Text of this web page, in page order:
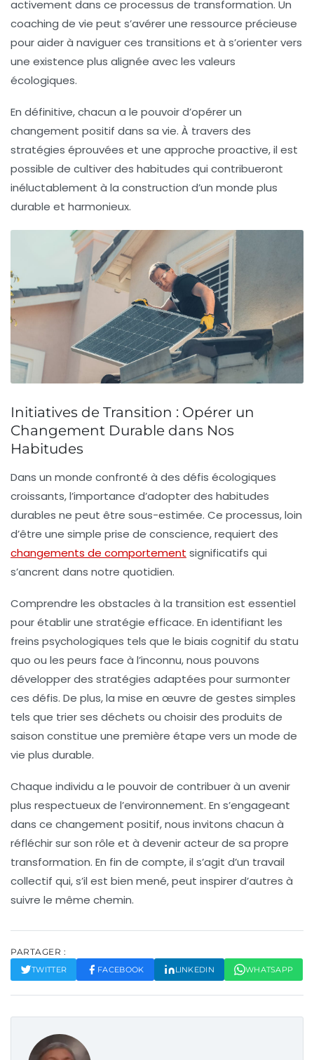
activement dans ce processus de transformation. Un
coaching de vie peut s’avérer une ressource précieuse
pour aider à naviguer ces transitions et à s’orienter vers
une existence plus alignée avec les valeurs
écologiques.
En définitive, chacun a le pouvoir d’opérer un
changement positif dans sa vie. À travers des
stratégies éprouvées et une approche proactive, il est
possible de cultiver des habitudes qui contribueront
inéluctablement à la construction d’un monde plus
durable et harmonieux.
Initiatives de Transition : Opérer un
Changement Durable dans Nos
Habitudes
Dans un monde confronté à des défis écologiques
croissants, l’importance d’adopter des habitudes
durables ne peut être sous-estimée. Ce processus, loin
d’être une simple prise de conscience, requiert des
changements de comportement significatifs qui
s’ancrent dans notre quotidien.
Comprendre les obstacles à la transition est essentiel
pour établir une stratégie efficace. En identifiant les
freins psychologiques tels que le biais cognitif du statu
quo ou les peurs face à l’inconnu, nous pouvons
développer des stratégies adaptées pour surmonter
ces défis. De plus, la mise en œuvre de gestes simples
tels que trier ses déchets ou choisir des produits de
saison constitue une première étape vers un mode de
vie plus durable.
Chaque individu a le pouvoir de contribuer à un avenir
plus respectueux de l’environnement. En s’engageant
dans ce changement positif, nous invitons chacun à
réfléchir sur son rôle et à devenir acteur de sa propre
transformation. En fin de compte, il s’agit d’un travail
collectif qui, s’il est bien mené, peut inspirer d’autres à
suivre le même chemin.
PARTAGER :
TWITTER FACEBOOK LINKEDIN WHATSAPP